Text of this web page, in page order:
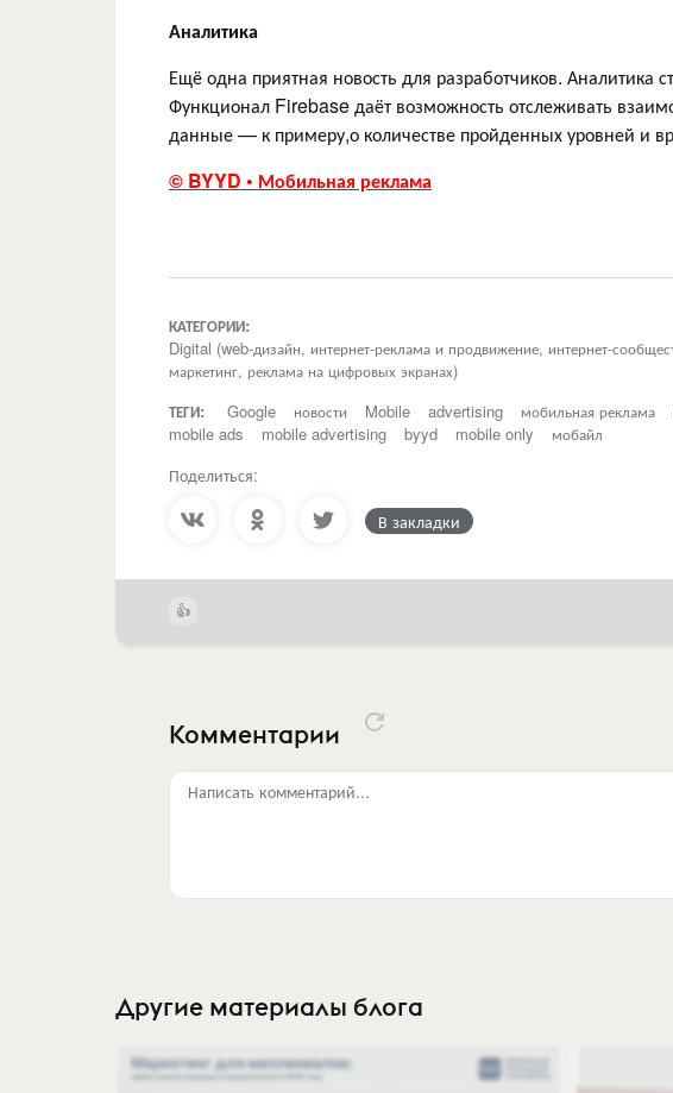
Аналитика
Ещё одна приятная новость для разработчиков. Аналитика
Функционал Firebase даёт возможность отслеживать
данные — к примеру,о количестве пройденных уровней и
© BYYD • Мобильная реклама
КАТЕГОРИИ:
Digital (web-дизайн, интернет-реклама и продвижение, интернет-
маркетинг, реклама на цифровых экранах)
ТЕГИ:
Google новости Mobile advertising мобильная реклама
mobile ads
mobile advertising byyd mobile only мобайл
Поделиться:
В закладки
Комментарии
Написать комментарий...
Другие материалы блога